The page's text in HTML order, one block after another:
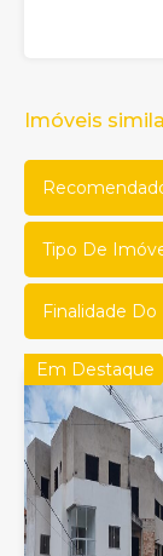
Imóveis
Tipo De
Finalidade
Em Destaque